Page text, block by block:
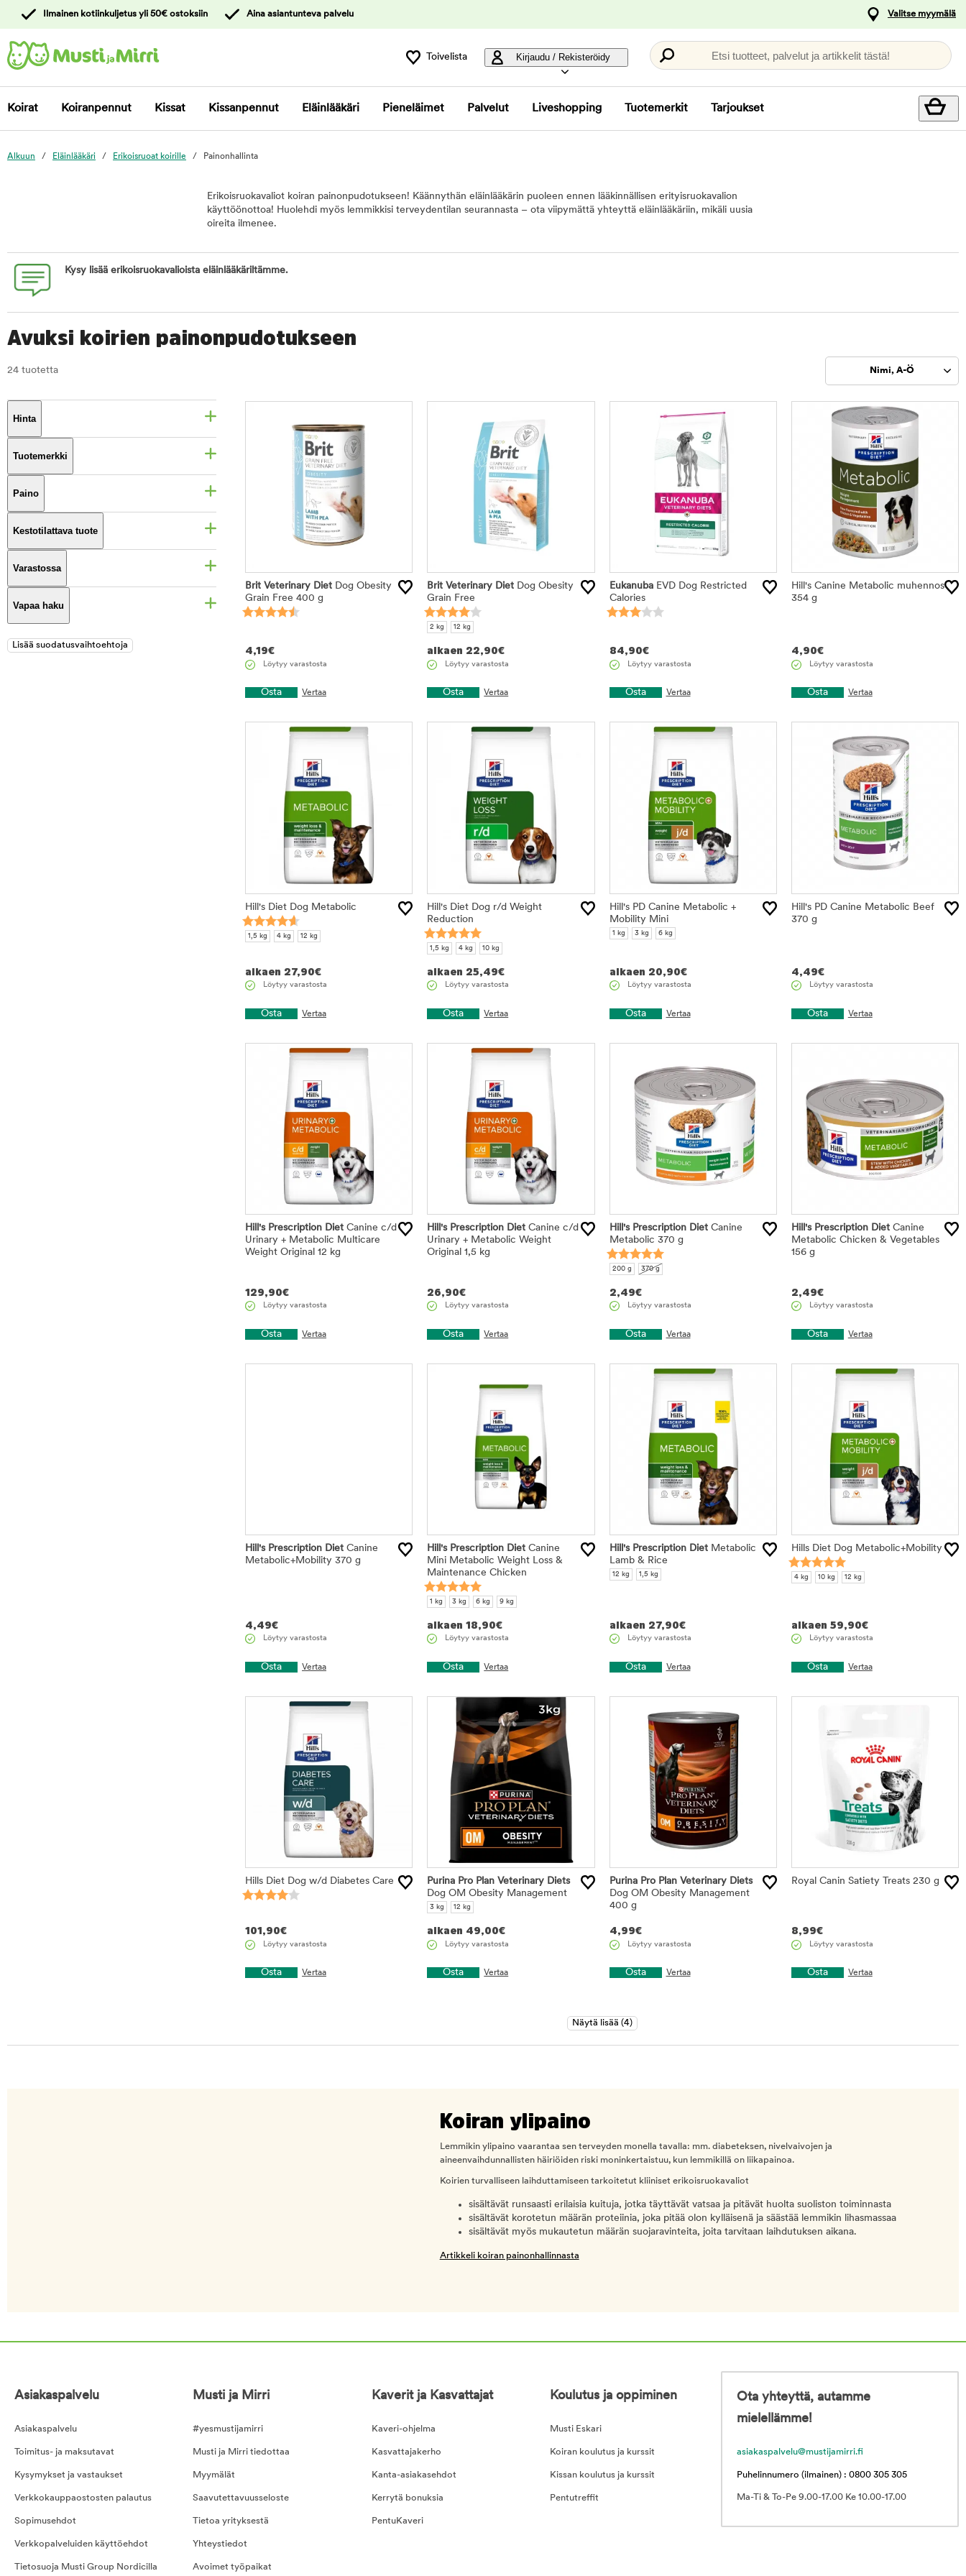
asiakaspalveluun
Ilmainen kotiinkuljetus yli 50€ ostoksiin Aina asiantunteva palvelu Valitse myymälä
Toivelista Kirjaudu / Rekisteröidy Etsi tuotteet, palvelut ja artikkelit tästä!
Koirat Koiranpennut Kissat Kissanpennut Eläinlääkäri Pieneläimet Palvelut Liveshopping Tuotemerkit Tarjoukset
Alkuun Eläinlääkäri Erikoisruoat koirille Painonhallinta
Erikoisruokavaliot koiran painonpudotukseen! Käännythän eläinlääkärin puoleen ennen lääkinnällisen erityisruokavalion
käyttöönottoa! Huolehdi myös lemmikkisi terveydentilan seurannasta – ota viipymättä yhteyttä eläinlääkäriin, mikäli uusia
oireita ilmenee.
Kysy lisää erikoisruokavalioista eläinlääkäriltämme.
Avuksi koirien painonpudotukseen
24 tuotetta
Hinta
Tuotemerkki
Paino
Kestotilattava tuote
Varastossa
Vapaa haku
tuotteet
Nimi, A-Ö
Brit Veterinary Diet Dog Obesity
Grain Free 400 g
4,19€
Löytyy varastosta
Osta Vertaa
Brit Veterinary Diet Dog Obesity
Grain Free
2 kg 12 kg
alkaen 22,90€
Löytyy varastosta
Osta Vertaa
EukanubaEVD Dog Restricted
Calories
84,90€
Löytyy varastosta
Osta Vertaa
Hill's Canine Metabolic muhennos
354 g
4,90€
Löytyy varastosta
Osta Vertaa
Hill's Diet Dog Metabolic
1,5 kg 4 kg 12 kg
alkaen 27,90€
Löytyy varastosta
Osta Vertaa
Hill's Diet Dog r/d Weight
Reduction
1,5 kg 4 kg 10 kg
alkaen 25,49€
Löytyy varastosta
Osta Vertaa
Hill's PD Canine Metabolic +
Mobility Mini
1 kg 3 kg 6 kg
alkaen 20,90€
Löytyy varastosta
Osta Vertaa
Hill's PD Canine Metabolic Beef
370 g
4,49€
Löytyy varastosta
Osta Vertaa
Hill's Prescription Diet Canine c/d
Urinary + Metabolic Multicare
Weight Original 12 kg
129,90€
Löytyy varastosta
Osta Vertaa
Hill's Prescription Diet Canine c/d
Urinary + Metabolic Weight
Original 1,5 kg
26,90€
Löytyy varastosta
Osta Vertaa
Hill's Prescription DietCanine
Metabolic 370 g
200 g 370 g
2,49€
Löytyy varastosta
Osta Vertaa
Hill's Prescription DietCanine
Metabolic Chicken & Vegetables
156 g
2,49€
Löytyy varastosta
Osta Vertaa
Hill's Prescription Diet Canine
Metabolic+Mobility 370 g
4,49€
Löytyy varastosta
Osta Vertaa
Hill's Prescription Diet Canine
Mini Metabolic Weight Loss &
Maintenance Chicken
1 kg 3 kg 6 kg 9 kg
alkaen 18,90€
Löytyy varastosta
Osta Vertaa
Hill's Prescription DietMetabolic
Lamb & Rice
12 kg 1,5 kg
alkaen 27,90€
Löytyy varastosta
Osta Vertaa
Hills Diet Dog Metabolic+Mobility
4 kg 10 kg 12 kg
alkaen 59,90€
Löytyy varastosta
Osta Vertaa
Hills Diet Dog w/d Diabetes Care
101,90€
Löytyy varastosta
Osta Vertaa
Purina Pro Plan Veterinary Diets
Dog OM Obesity Management
3 kg 12 kg
alkaen 49,00€
Löytyy varastosta
Osta Vertaa
Purina Pro Plan Veterinary Diets
Dog OM Obesity Management
400 g
4,99€
Löytyy varastosta
Osta Vertaa
Royal Canin Satiety Treats 230 g
8,99€
Löytyy varastosta
Osta Vertaa
Koiran ylipaino
Lemmikin ylipaino vaarantaa sen terveyden monella tavalla: mm. diabeteksen, nivelvaivojen ja
aineenvaihdunnallisten häiriöiden riski moninkertaistuu, kun lemmikillä on liikapainoa.
Koirien turvalliseen laihduttamiseen tarkoitetut kliiniset erikoisruokavaliot
sisältävät runsaasti erilaisia kuituja, jotka täyttävät vatsaa ja pitävät huolta suoliston toiminnasta
sisältävät korotetun määrän proteiinia, joka pitää olon kylläisenä ja säästää lemmikin lihasmassaa
sisältävät myös mukautetun määrän suojaravinteita, joita tarvitaan laihdutuksen aikana.
Artikkeli koiran painonhallinnasta
Asiakaspalvelu
Asiakaspalvelu
Toimitus- ja maksutavat
Kysymykset ja vastaukset
Verkkokauppaostosten palautus
Sopimusehdot
Verkkopalveluiden käyttöehdot
Tietosuoja Musti Group Nordicilla
Musti ja Mirri
#yesmustijamirri
Musti ja Mirri tiedottaa
Myymälät
Saavutettavuusseloste
Tietoa yrityksestä
Yhteystiedot
Avoimet työpaikat
Kaverit ja Kasvattajat
Kaveri-ohjelma
Kasvattajakerho
Kanta-asiakasehdot
Kerrytä bonuksia
PentuKaveri
Koulutus ja oppiminen
Musti Eskari
Koiran koulutus ja kurssit
Kissan koulutus ja kurssit
Pentutreffit
Ota yhteyttä, autamme
mielellämme!
asiakaspalvelu@mustijamirri.fi
Puhelinnumero (ilmainen) : 0800 305 305
Ma-Ti & To-Pe 9.00-17.00 Ke 10.00-17.00